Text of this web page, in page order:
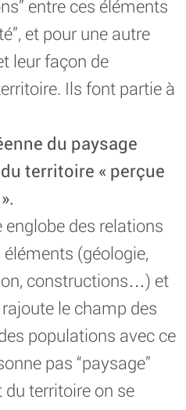
entre ces éléments
et pour une autre
leur façon de
Ils font partie à
du paysage
territoire « perçue
des relations
(géologie,
constructions…) et
le champ des
populations avec ce
pas “paysage”
du territoire on se